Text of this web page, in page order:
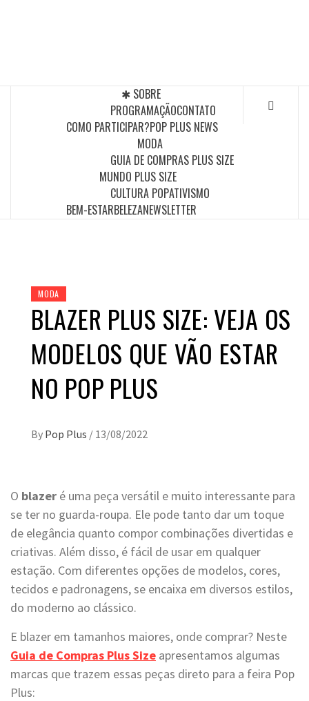
✱ SOBRE
PROGRAMAÇÃOCONTATO
COMO PARTICIPAR?POP PLUS NEWS
MODA
GUIA DE COMPRAS PLUS SIZE
MUNDO PLUS SIZE
CULTURA POPATIVISMO
BEM-ESTARBELEZANEWSLETTER
MODA
BLAZER PLUS SIZE: VEJA OS
MODELOS QUE VÃO ESTAR
NO POP PLUS
By Pop Plus / 13/08/2022
O blazer é uma peça versátil e muito interessante para
se ter no guarda-roupa. Ele pode tanto dar um toque
de elegância quanto compor combinações divertidas e
criativas. Além disso, é fácil de usar em qualquer
estação. Com diferentes opções de modelos, cores,
tecidos e padronagens, se encaixa em diversos estilos,
do moderno ao clássico.
E blazer em tamanhos maiores, onde comprar? Neste
Guia de Compras Plus Size apresentamos algumas
marcas que trazem essas peças direto para a feira Pop
Plus: